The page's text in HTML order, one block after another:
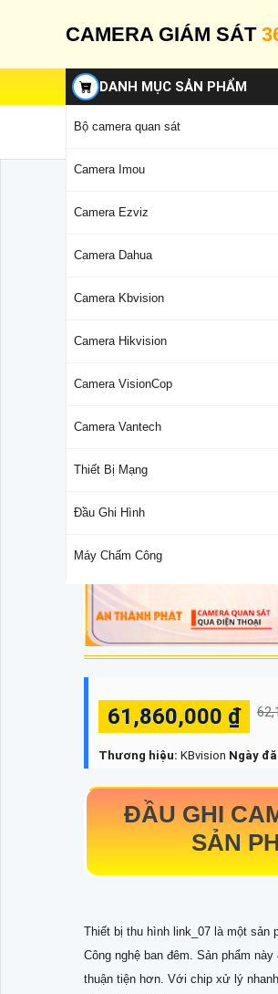
CAMERA GIÁM SÁT
DANH MỤC SẢN PHẨM
Bộ camera quan sát
Camera Imou
Camera Ezviz
Camera Dahua
Camera Kbvision
Camera Hikvision
Camera VisionCop
Camera Vantech
Thiết Bị Mạng
Đầu Ghi Hình
Máy Chấm Công
Đầu Ghi Hình Camera Đầu
KX-EM8104PN
61,860,000 ₫
Thương hiệu: KBvision Ngày
ĐẦU GHI
SẢN
Thiết bị thu hình link_07 là một
Công nghệ ban đêm. Sản phẩm
thuận tiện hơn. Với chip xử lý